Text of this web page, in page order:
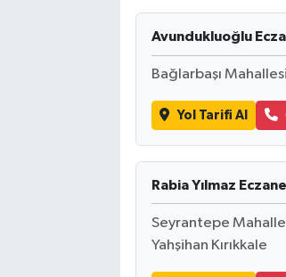
Avundukluoğlu
Bağlarbaşı
Yol Tarifi Al
Rabia Yılmaz
Seyrantepe
Yahşihan Kırıkkale
Sonsöz Özel